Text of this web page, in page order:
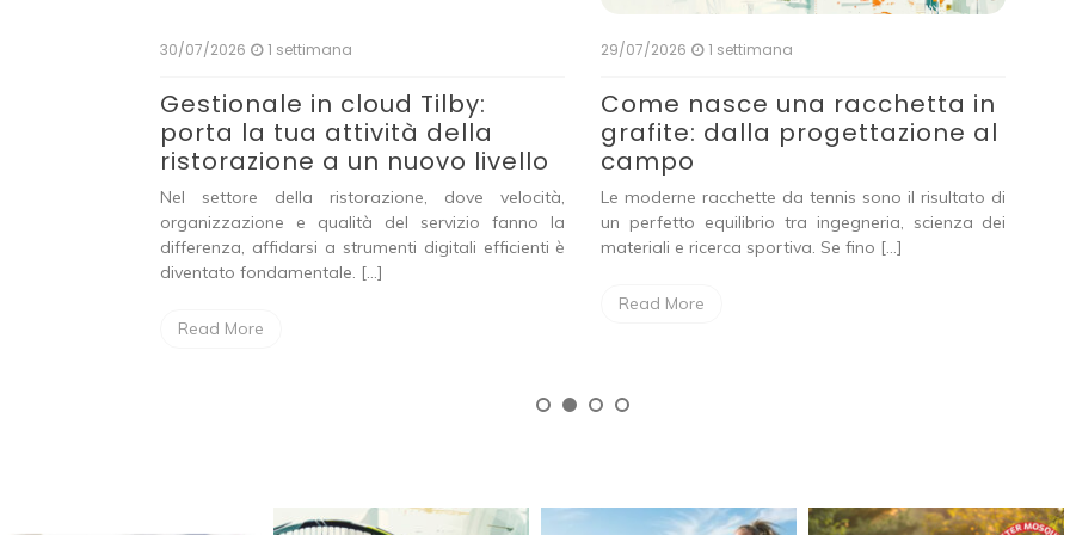
30/07/2026 1 settimana
Gestionale in cloud Tilby:
porta la tua attività della
ristorazione a un nuovo livello
Nel settore della ristorazione, dove velocità,
organizzazione e qualità del servizio fanno la
differenza, affidarsi a strumenti digitali efficienti è
diventato fondamentale. […]
Read More
29/07/2026 1 settimana
Come nasce una racchetta in
grafite: dalla progettazione al
campo
Le moderne racchette da tennis sono il risultato di
un perfetto equilibrio tra ingegneria, scienza dei
materiali e ricerca sportiva. Se fino […]
Read More